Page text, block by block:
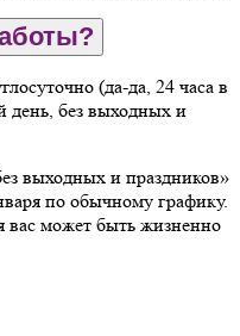
(да-да, 24 часа в
день, без выходных и
выходных и праздников»
по обычному графику.
вас может быть жизненно